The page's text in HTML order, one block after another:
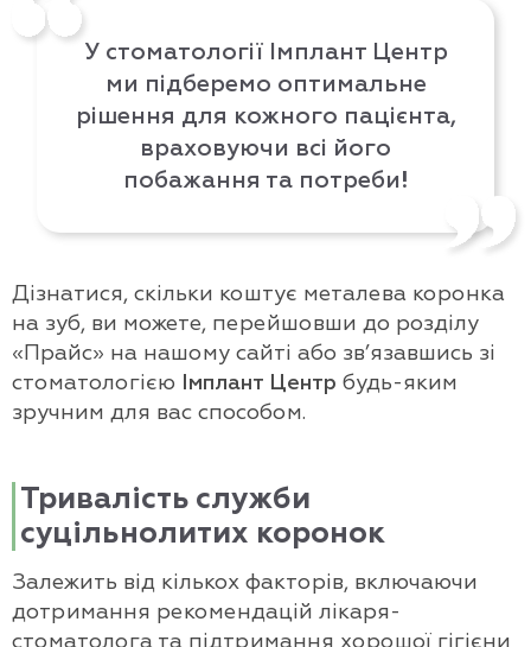
У стоматології Імплант Центр
ми підберемо оптимальне
рішення для кожного пацієнта,
враховуючи всі його
побажання та потреби!
Дізнатися, скільки коштує металева коронка
на зуб, ви можете, перейшовши до розділу
«Прайс» на нашому сайті або зв’язавшись зі
стоматологією Імплант Центр будь-яким
зручним для вас способом.
Тривалість служби
суцільнолитих коронок
Залежить від кількох факторів, включаючи
дотримання рекомендацій лікаря-